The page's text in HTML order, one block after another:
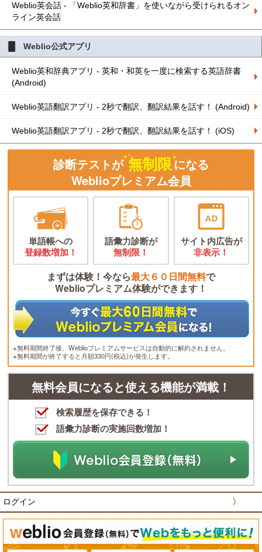
Weblio英会話 - 「Weblio英和辞書」を使いながら受けられるオン
ライン英会話
Weblio公式アプリ
Weblio英和辞典アプリ - 英和・和英を一度に検索する英語辞書
(Android)
Weblio英語翻訳アプリ - 2秒で翻訳、翻訳結果を話す！ (Android)
Weblio英語翻訳アプリ - 2秒で翻訳、翻訳結果を話す！ (iOS)
診断テストが 無制限になる
Weblioプレミアム会員
単語帳への
登録数増加！
語彙力診断が
無制限！
サイト内広告が
非表示！
まずは体験！今なら最大６０日間無料で
Weblioプレミアム体験ができます！
※無料期間終了後、Weblioプレミアムサービスは自動的に解約されません。
※無料期間が終了すると月額330円(税込)が発生します。
無料会員になると使える機能が満載！
検索履歴を保存できる！
語彙力診断の実施回数増加！
ログイン 〉